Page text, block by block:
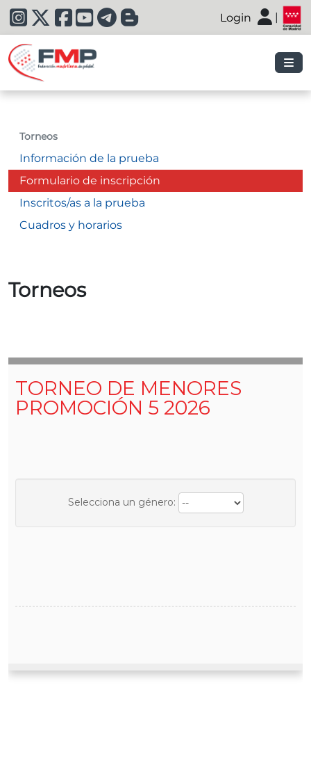
|
Login |
Torneos
Información de la prueba
Formulario de inscripción
Inscritos/as a la prueba
Cuadros y horarios
Torneos